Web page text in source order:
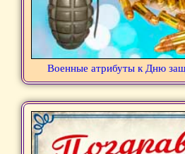
Военные атрибуты к Дню